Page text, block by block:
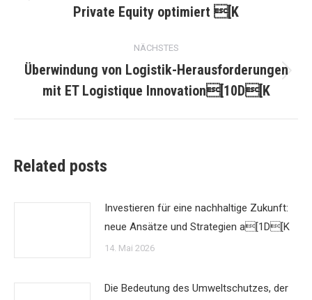
Beitrag:
Private Equity optimiert [K
NÄCHSTES
Beitrag:
Überwindung von Logistik-Herausforderungen
mit ET Logistique Innovation[10D[K
Related posts
Investieren für eine nachhaltige Zukunft:
neue Ansätze und Strategien a[1D[K
14. Mai 2026
Die Bedeutung des Umweltschutzes, der